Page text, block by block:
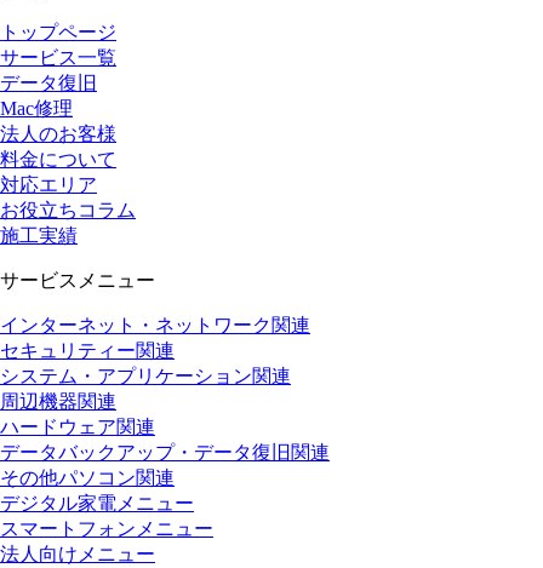
トップページ
サービス一覧
データ復旧
Mac修理
法人のお客様
料金について
対応エリア
お役立ちコラム
施工実績
サービスメニュー
インターネット・ネットワーク関連
セキュリティー関連
システム・アプリケーション関連
周辺機器関連
ハードウェア関連
データバックアップ・データ復旧関連
その他パソコン関連
デジタル家電メニュー
スマートフォンメニュー
法人向けメニュー